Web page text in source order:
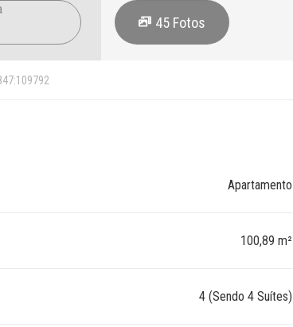
45 Fotos
Apartamento
100,89 m²
4 (Sendo 4 Suítes)